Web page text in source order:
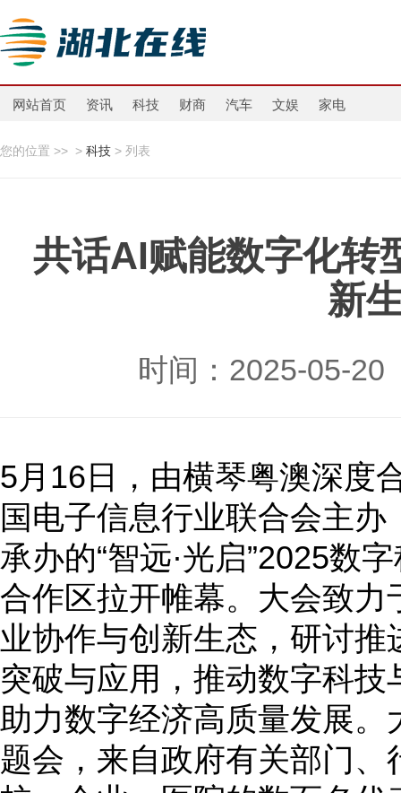
网站首页 资讯 科技 财商 汽车 文娱 家电
您的位置 >> > 科技 > 列表
共话AI赋能数字化转
新
时间：2025-05-
5月16日，由横琴粤澳深度
国电子信息行业联合会主
承办的“智远·光启”2025数
合作区拉开帷幕。大会致
业协作与创新生态，研讨
突破与应用，推动数字科
助力数字经济高质量发展
题会，来自政府有关部门